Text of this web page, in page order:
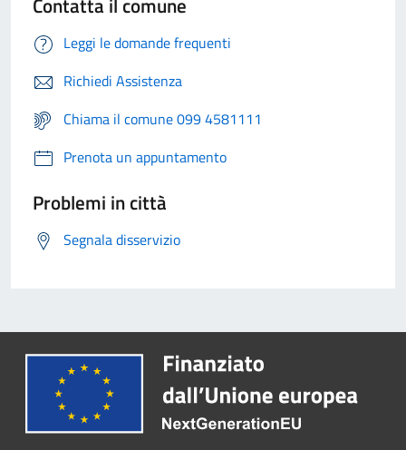
Leggi le domande frequenti
Richiedi Assistenza
Chiama il comune 099 4581111
Prenota un appuntamento
Problemi in città
Segnala disservizio